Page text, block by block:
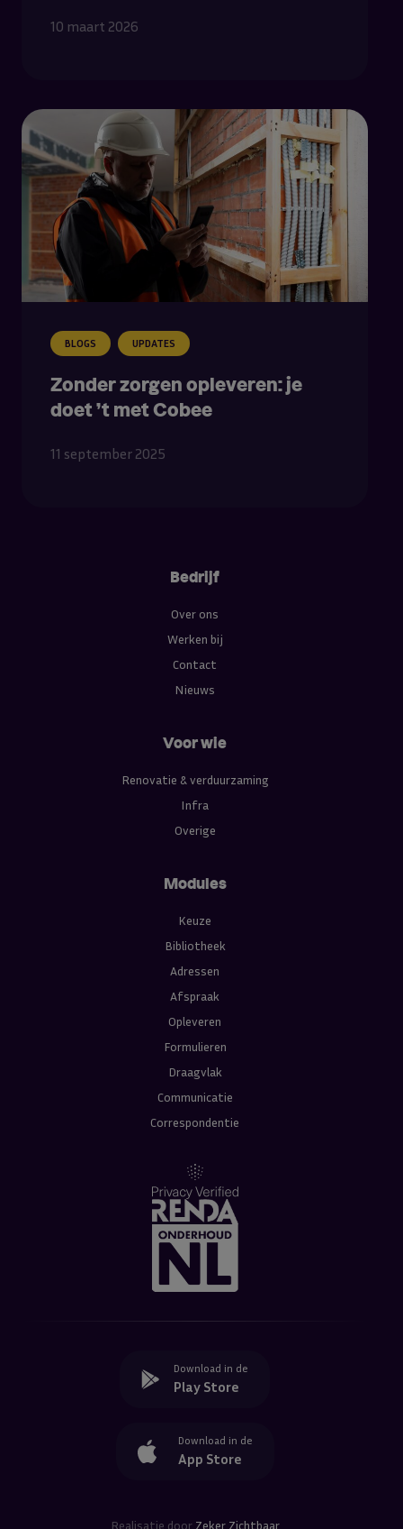
10 maart 2026
BLOGS UPDATES
Zonder zorgen opleveren: je
doet ’t met Cobee
11 september 2025
Bedrijf
Over ons
Werken bij
Contact
Nieuws
Voor wie
Renovatie & verduurzaming
Infra
Overige
Modules
Keuze
Bibliotheek
Adressen
Afspraak
Opleveren
Formulieren
Draagvlak
Communicatie
Correspondentie
Realisatie door Zeker Zichtbaar
Download in de
Play Store
Download in de
App Store